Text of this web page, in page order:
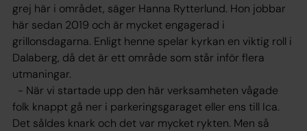
grej här i området, säger Hanna Rytterlund. Hon jobbar
här sedan 2019 och är mycket engagerad i
grillonsdagarna. Enligt henne spelar kyrkan en viktig roll i
Dalaberg, då det är ett område som står inför flera
utmaningar.
- När vi startade upp den här verksamheten vågade
folk knappt gå ner i parkeringsgaraget eller ens till Ica.
Det såldes knark och det var mycket rykten. Men så